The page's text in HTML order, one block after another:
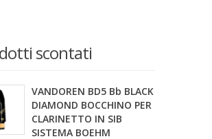
scontati
VANDOREN BD5 Bb BLACK
DIAMOND BOCCHINO PER
CLARINETTO IN SIB
SISTEMA BOEHM